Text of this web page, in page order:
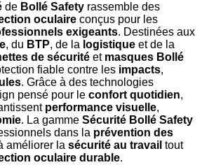
de Bollé Safety rassemble des
oculaire conçus pour les
exigeants. Destinées aux
, du BTP, de la logistique et de la
de sécurité et masques Bollé
fiable contre les impacts,
. Grâce à des technologies
pensé pour le confort quotidien,
performance visuelle,
. La gamme Sécurité Bollé Safety
dans la prévention des
améliorer la sécurité au travail tout
oculaire durable.